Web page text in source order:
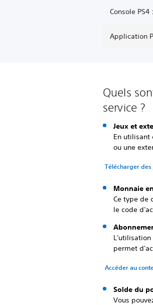
Console
Application
Quels
service ?
Jeux et
En utilisant
ou une
Télécharger des
Monnaie
Ce type de
le code
L'utilisation
permet
Accéder au
Solde du
Vous